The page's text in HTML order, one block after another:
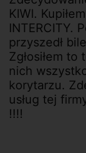
KIWI.
INTERCITY.
przyszedł
Zgłosiłem
nich
korytarzu.
usług tej
!!!!